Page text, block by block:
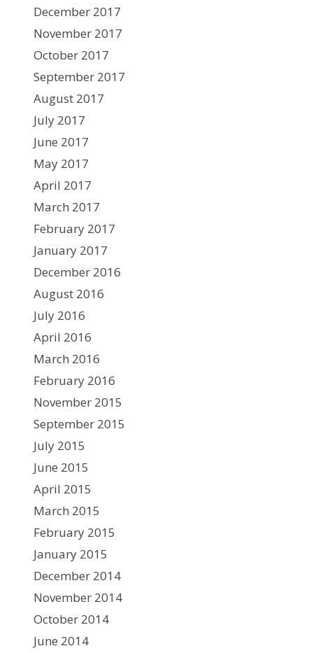
December 2017
November 2017
October 2017
September 2017
August 2017
July 2017
June 2017
May 2017
April 2017
March 2017
February 2017
January 2017
December 2016
August 2016
July 2016
April 2016
March 2016
February 2016
November 2015
September 2015
July 2015
June 2015
April 2015
March 2015
February 2015
January 2015
December 2014
November 2014
October 2014
June 2014